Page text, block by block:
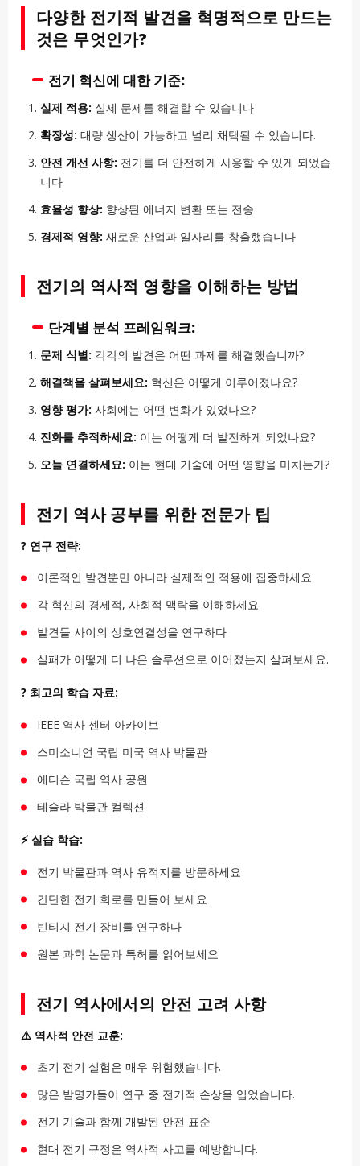
다양한 전기적 발견을 혁명적으로 만드는
것은 무엇인가?
전기 혁신에 대한 기준:
실제 적용: 실제 문제를 해결할 수 있습니다
확장성: 대량 생산이 가능하고 널리 채택될 수 있습니다.
안전 개선 사항: 전기를 더 안전하게 사용할 수 있게 되었습
니다
효율성 향상: 향상된 에너지 변환 또는 전송
경제적 영향: 새로운 산업과 일자리를 창출했습니다
전기의 역사적 영향을 이해하는 방법
단계별 분석 프레임워크:
문제 식별: 각각의 발견은 어떤 과제를 해결했습니까?
해결책을 살펴보세요: 혁신은 어떻게 이루어졌나요?
영향 평가: 사회에는 어떤 변화가 있었나요?
진화를 추적하세요: 이는 어떻게 더 발전하게 되었나요?
오늘 연결하세요: 이는 현대 기술에 어떤 영향을 미치는가?
전기 역사 공부를 위한 전문가 팁
? 연구 전략:
이론적인 발견뿐만 아니라 실제적인 적용에 집중하세요
각 혁신의 경제적, 사회적 맥락을 이해하세요
발견들 사이의 상호연결성을 연구하다
실패가 어떻게 더 나은 솔루션으로 이어졌는지 살펴보세요.
? 최고의 학습 자료:
IEEE 역사 센터 아카이브
스미소니언 국립 미국 역사 박물관
에디슨 국립 역사 공원
테슬라 박물관 컬렉션
⚡ 실습 학습:
전기 박물관과 역사 유적지를 방문하세요
간단한 전기 회로를 만들어 보세요
빈티지 전기 장비를 연구하다
원본 과학 논문과 특허를 읽어보세요
전기 역사에서의 안전 고려 사항
⚠️ 역사적 안전 교훈:
초기 전기 실험은 매우 위험했습니다.
많은 발명가들이 연구 중 전기적 손상을 입었습니다.
전기 기술과 함께 개발된 안전 표준
현대 전기 규정은 역사적 사고를 예방합니다.